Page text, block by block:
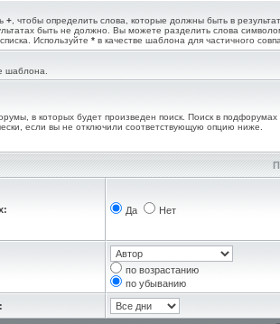
+ , чтобы определить слова, которые должны быть в
быть не должно. Вы можете разделить слова
Используйте * в качестве шаблона для частичного
шаблона.
в которых будет произведен поиск. Поиск в подфорумах
если вы не отключили соответствующую опцию ниже.
Да Нет
по возрастанию
по убыванию